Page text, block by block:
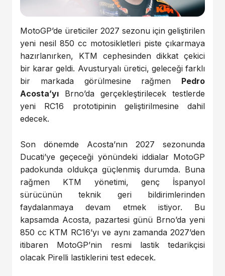
MotoGP’de üreticiler 2027 sezonu için geliştirilen
yeni nesil 850 cc motosikletleri piste çıkarmaya
hazırlanırken, KTM cephesinden dikkat çekici
bir karar geldi. Avusturyalı üretici, geleceği farklı
bir markada görülmesine rağmen Pedro
Acosta’yı Brno’da gerçekleştirilecek testlerde
yeni RC16 prototipinin geliştirilmesine dahil
edecek.
Son dönemde Acosta’nın 2027 sezonunda
Ducati’ye geçeceği yönündeki iddialar MotoGP
padokunda oldukça güçlenmiş durumda. Buna
rağmen KTM yönetimi, genç İspanyol
sürücünün teknik geri bildirimlerinden
faydalanmaya devam etmek istiyor. Bu
kapsamda Acosta, pazartesi günü Brno’da yeni
850 cc KTM RC16’yı ve aynı zamanda 2027’den
itibaren MotoGP’nin resmi lastik tedarikçisi
olacak Pirelli lastiklerini test edecek.